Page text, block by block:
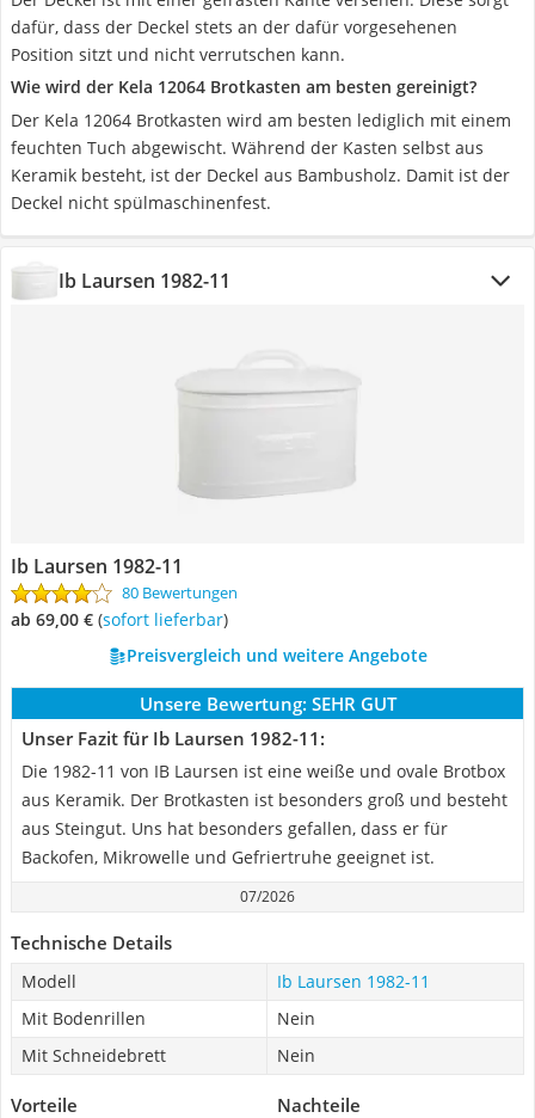
dafür, dass der Deckel stets an der dafür vorgesehenen
Position sitzt und nicht verrutschen kann.
Wie wird der Kela 12064 Brotkasten am besten gereinigt?
Der Kela 12064 Brotkasten wird am besten lediglich mit einem
feuchten Tuch abgewischt. Während der Kasten selbst aus
Keramik besteht, ist der Deckel aus Bambusholz. Damit ist der
Deckel nicht spülmaschinenfest.
Ib Laursen 1982-11
Ib Laursen 1982-11
80 Bewertungen
ab 69,00 € ( Sofort lieferbar)
Preisvergleich und weitere Angebote
Unsere Bewertung: SEHR GUT
Unser Fazit für Ib Laursen 1982-11:
Die 1982-11 von IB Laursen ist eine weiße und ovale Brotbox
aus Keramik. Der Brotkasten ist besonders groß und besteht
aus Steingut. Uns hat besonders gefallen, dass er für
Backofen, Mikrowelle und Gefriertruhe geeignet ist.
07/2026
Technische Details
Modell
Ib Laursen 1982-11
Mit Bodenrillen
Nein
Mit Schneidebrett
Nein
Vorteile Nachteile